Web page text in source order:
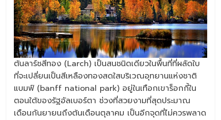
ต้นลาร์ชสีทอง (Larch) เป็นสนชนิดเดียวในพื้นที่ที่ผลัดใบ
ที่จะเปลี่ยนเป็นสีเหลืองทองสดใสบริเวณอุทยานแห่งชาติ
แบมฟ์ (banff national park) อยู่ในเทือกเขาร็อกกี้ใน
ตอนใต้ของรัฐอัลเบอร์ตา ช่วงที่สวยงามที่สุดประมาณ
เดือนกันยายนถึงต้นเดือนตุลาคม เป็นอีกจุดที่ไม่ควรพลาด